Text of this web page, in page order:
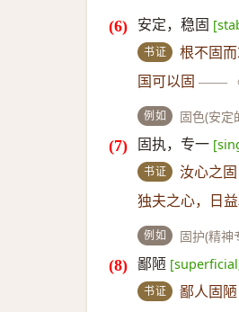
安定，稳固
书证 根不固
国可以固 ——
例如 固色(安定
固执，专一
书证 汝心之
独夫之心，日益
例如 固护(精神
鄙陋
书证 鄙人固